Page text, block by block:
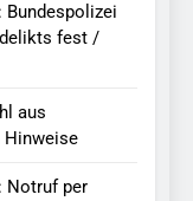
Bundespolizei
fest /
aus
Notruf per